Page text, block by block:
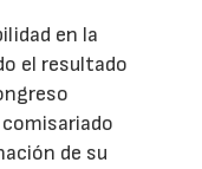
en la
el resultado
de su